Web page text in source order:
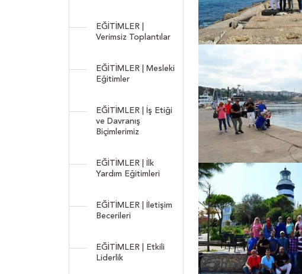
EĞİTİMLER |
Verimsiz Toplantılar
EĞİTİMLER | Mesleki
Eğitimler
EĞİTİMLER | İş Etiği
ve Davranış
Biçimlerimiz
EĞİTİMLER | İlk
Yardım Eğitimleri
EĞİTİMLER | İletişim
Becerileri
EĞİTİMLER | Etkili
Liderlik